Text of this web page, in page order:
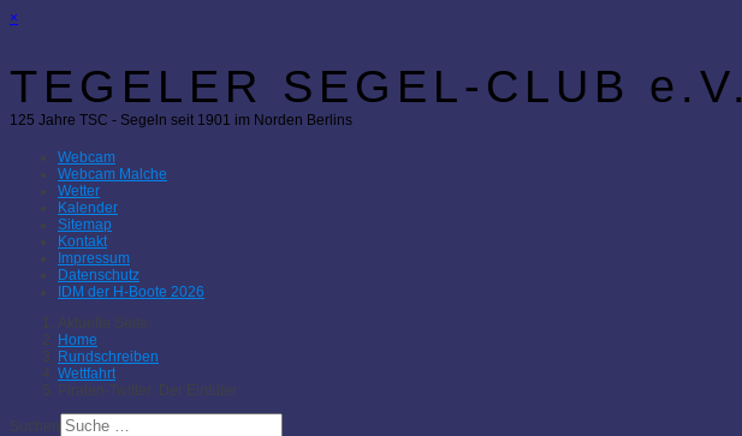
×
TEGELER SEGEL-CLUB e.V.
125 Jahre TSC - Segeln seit 1901 im Norden Berlins
Webcam
Webcam Malche
Wetter
Kalender
Sitemap
Kontakt
Impressum
Datenschutz
IDM der H-Boote 2026
Aktuelle Seite:
Home
Rundschreiben
Wettfahrt
Piraten-Twitter: Der Eintüter
Suchen